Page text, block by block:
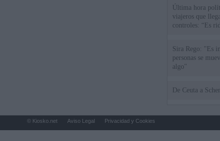
Última hora
viajeros que
controles: “Es
Sira Rego: "Es
personas se
algo"
De
© Kiosko.net Aviso Legal Privacidad y Cookies